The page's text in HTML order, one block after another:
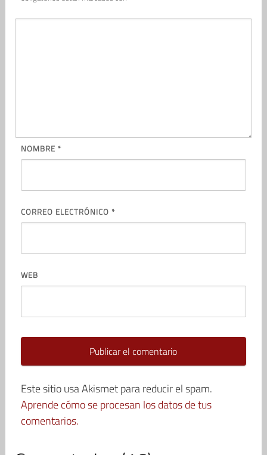
NOMBRE *
CORREO ELECTRÓNICO *
WEB
Este sitio usa Akismet para reducir el spam.
Aprende cómo se procesan los datos de tus
comentarios.